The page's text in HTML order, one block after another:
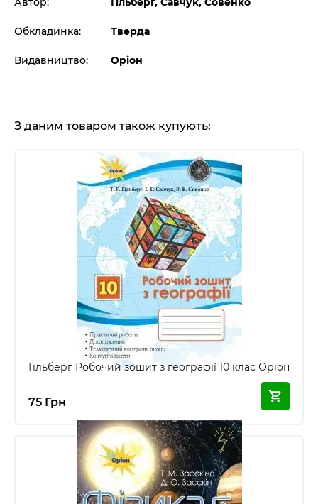
Обкладинка: Тверда
Видавництво: Оріон
З даним товаром також купують:
Гільберг Робочий зошит з географії 10 клас Оріон
75 Грн